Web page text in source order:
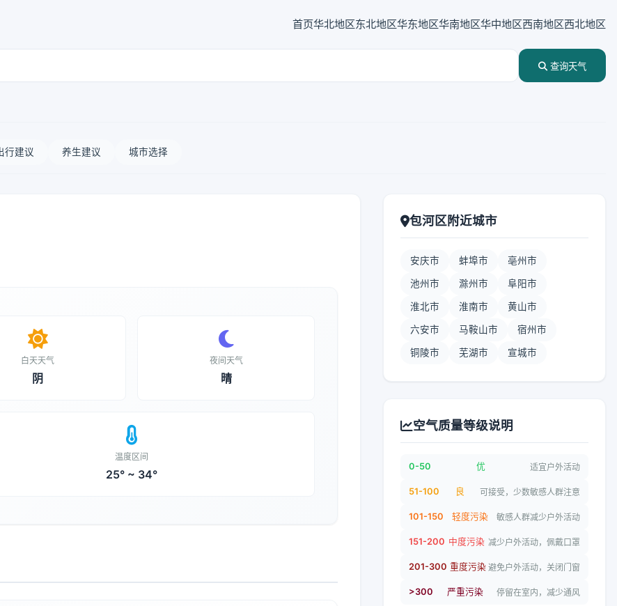
首页华北地区东北地区华东地区华南地区华中地区西南地区西北地区
查询天气
行建议 养生建议 城市选择
白天天气
阴
夜间天气
晴
温度区间
25° ~ 34°
包河区附近城市
安庆市 蚌埠市 亳州市
池州市 滁州市 阜阳市
淮北市 淮南市 黄山市
六安市 马鞍山市 宿州市
铜陵市 芜湖市 宣城市
空气质量等级说明
0-50 优 适宜户外活动
51-100 良 可接受，少数敏感人群注意
101-150 轻度污染 敏感人群减少户外活动
151-200 中度污染 减少户外活动，佩戴口罩
201-300 重度污染 避免户外活动，关闭门窗
>300 严重污染 停留在室内，减少通风